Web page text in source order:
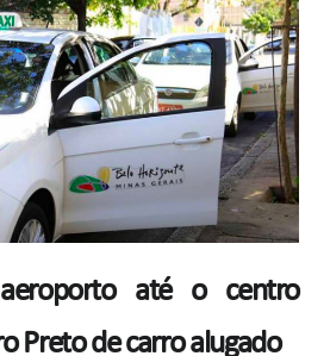
até o centro
Preto de carro alugado